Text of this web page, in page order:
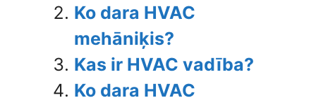
Ko dara HVAC
mehāniķis?
Kas ir HVAC vadība?
Ko dara HVAC